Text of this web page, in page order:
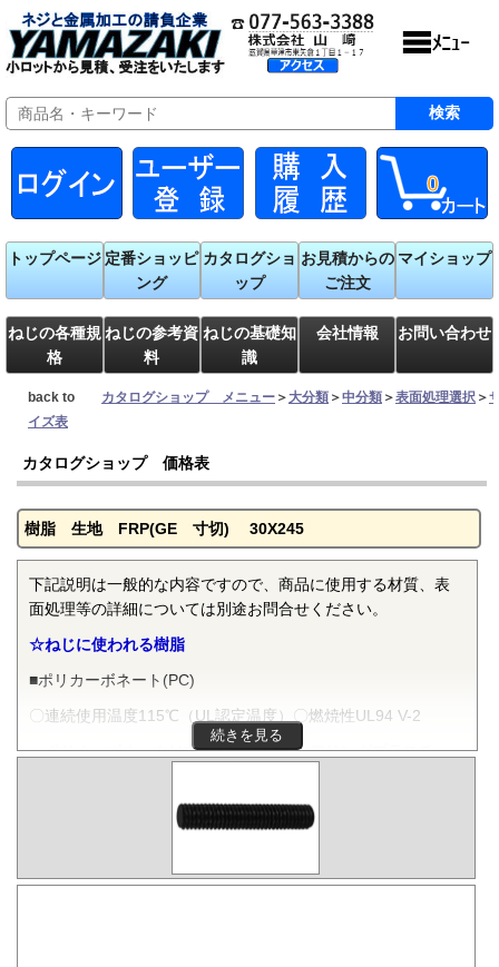
0
トップページ 定番ショッピ
ング
カタログショ
ップ
お見積からの
ご注文
マイショップ
ねじの各種規
格
ねじの参考資
料
ねじの基礎知
識
会社情報 お問い合わせ
back to カタログショップ メニュー ＞大分類 ＞中分類 ＞表面処理選択 ＞
イズ表
カタログショップ 価格表
樹脂 生地 FRP(GE 寸切) 30X245
下記説明は一般的な内容ですので、商品に使用する材質、表
面処理等の詳細については別途お問合せください。
☆ねじに使われる樹脂
■ポリカーボネート(PC)
〇連続使用温度115℃（UL認定温度）〇燃焼性UL94 V-2
ポリカーボネートは非晶性のエンジニアリングプラスチッ
どをバランスよく備え、かつ透明で自己消火性を示すことか
ら、電気・電子分野から自動車、医療分野にいたるまで、幅
■ポリフェニレンサルファイド(PPS)
続きを見る